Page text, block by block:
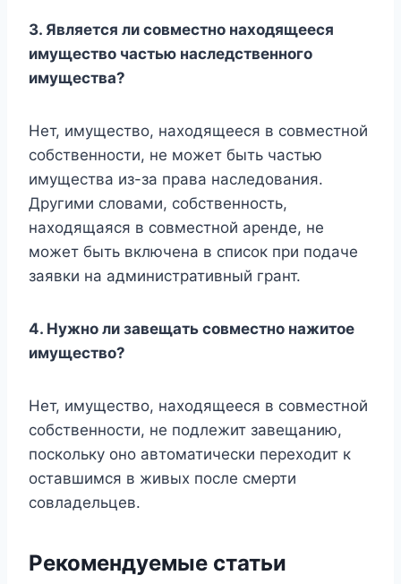
3. Является ли совместно находящееся
имущество частью наследственного
имущества?
Нет, имущество, находящееся в совместной
собственности, не может быть частью
имущества из-за права наследования.
Другими словами, собственность,
находящаяся в совместной аренде, не
может быть включена в список при подаче
заявки на административный грант.
4. Нужно ли завещать совместно нажитое
имущество?
Нет, имущество, находящееся в совместной
собственности, не подлежит завещанию,
поскольку оно автоматически переходит к
оставшимся в живых после смерти
совладельцев.
Рекомендуемые статьи